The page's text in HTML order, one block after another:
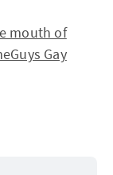
mouth of
Gay